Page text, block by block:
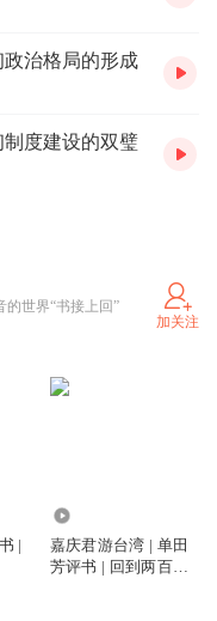
治格局的形成
度建设的双璧
世界“书接上回”
加关注
|
嘉庆君游台湾 | 单田
芳评书 | 回到两百多